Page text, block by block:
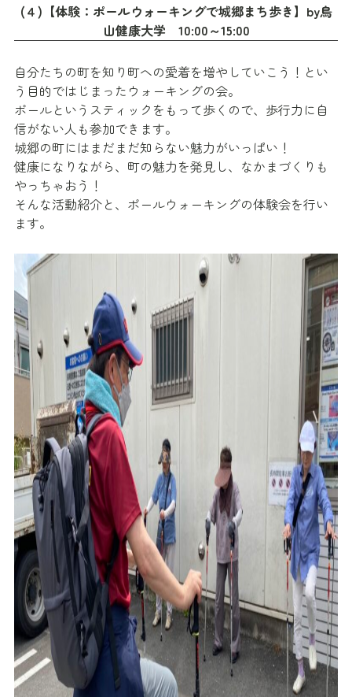
(４)【体験：ポールウォーキングで城郷まち歩き】by鳥
山健康大学 10:00～15:00
自分たちの町を知り町への愛着を増やしていこう！とい
う目的ではじまったウォーキングの会。
ポールというスティックをもって歩くので、歩行力に自
信がない人も参加できます。
城郷の町にはまだまだ知らない魅力がいっぱい！
健康になりながら、町の魅力を発見し、なかまづくりも
やっちゃおう！
そんな活動紹介と、ポールウォーキングの体験会を行い
ます。